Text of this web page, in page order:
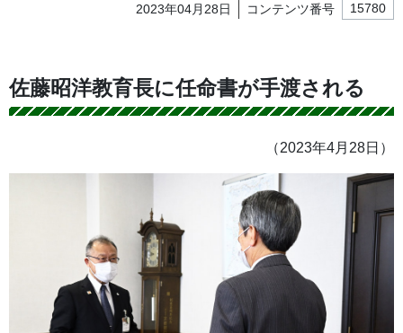
2023年04月28日 コンテンツ番号 15780
佐藤昭洋教育長に任命書が手渡される
（2023年4月28日）